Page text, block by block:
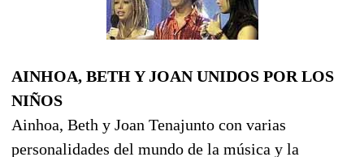
AINHOA, BETH Y JOAN UNIDOS POR LOS
NIÑOS
Ainhoa, Beth y Joan Tenajunto con varias
personalidades del mundo de la música y la